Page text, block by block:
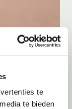
te
te bieden